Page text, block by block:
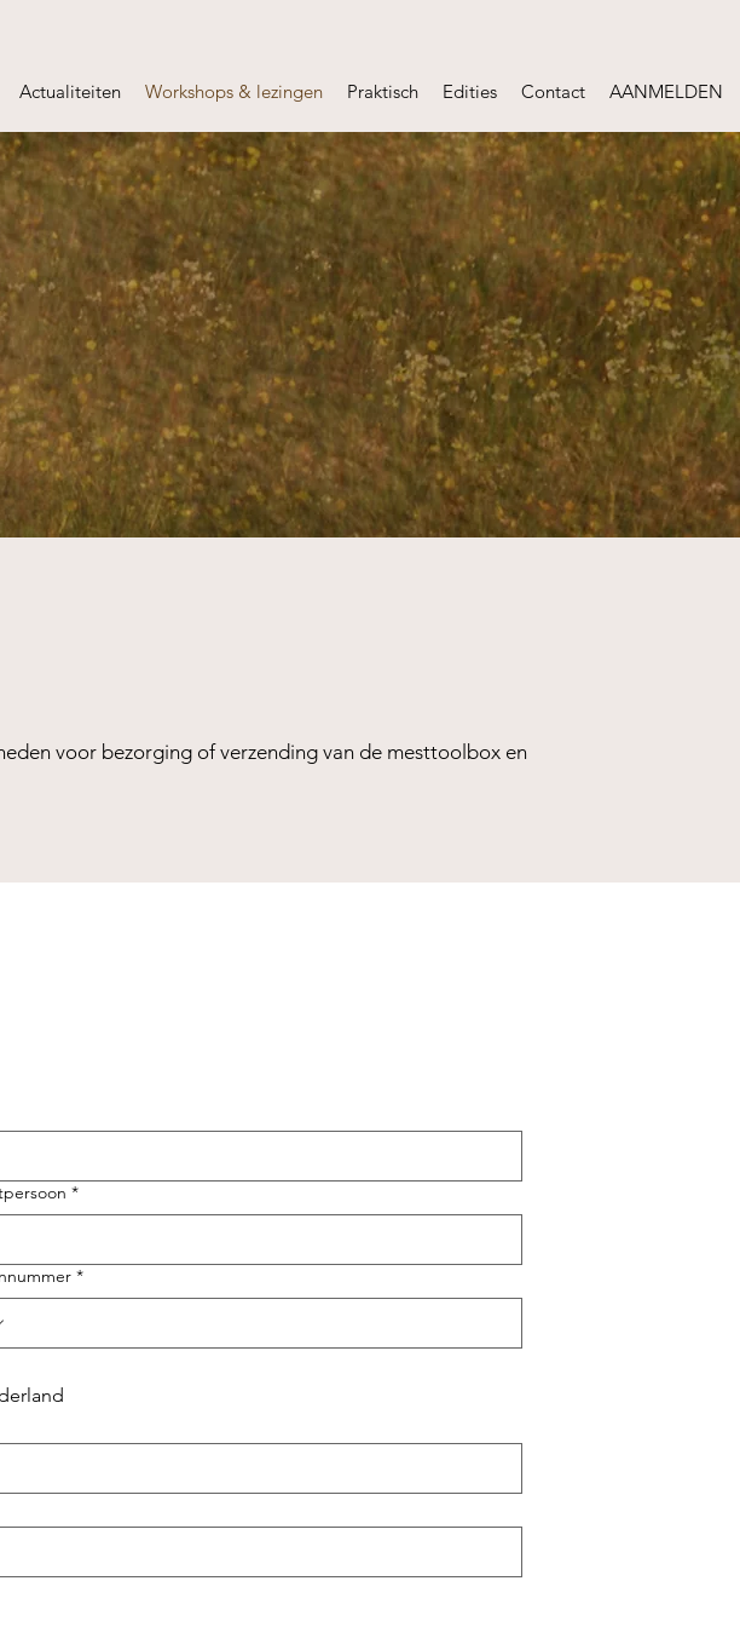
Actualiteiten Workshops & lezingen Praktisch Edities Contact AANMELDEN
en Vlaanderen
editie: 2025
voor bezorging of verzending van de mesttoolbox en
*
*